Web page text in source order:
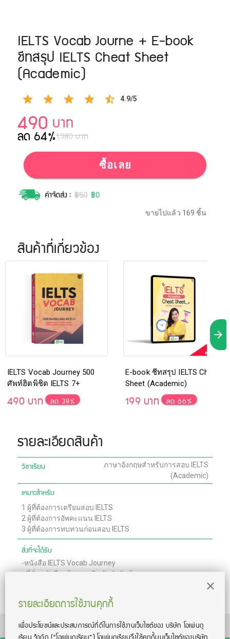
IELTS Vocab Journe + E-book
ชีทสรุป IELTS Cheat Sheet
(Academic)
4.9/5
490 บาท
ลด 64%1,380 บาท
ซื้อเลย
ขายไปแล้ว 169 ชิ้น
สินค้าที่เกี่ยวข้อง
IELTS Vocab Journey 500
ศัพท์ฮิตพิชิต IELTS 7+
490 บาท ลด 38%
E-book ชีทสรุป IELTS Cheat
Sheet (Academic)
199 บาท ลด 66%
รายละเอียดสินค้า
วิชาเรียน
ภาษาอังกฤษสำหรับการสอบ IELTS
(Academic)
เหมาะสำหรับ
1 ผู้ที่ต้องการเตรียมสอบ IELTS
2 ผู้ที่ต้องการอัพคะแนน IELTS
3 ผู้ที่ต้องการทบทวนก่อนสอบ IELTS
สิ่งที่จะได้รับ
-​​หนังสือ IELTS Vocab Journey
-ที่คั่นหนังสือพร้อมเทคนิคลัดจำศัพท์
TOEIC® and TOEFL® are registered trademarks of Educational Testing Service
(ETS). This product is not endorsed or approved by ETS.
รายละเอียดการใช้งานคุกกี้
เพื่อประโยชน์และประสบการณ์ที่ดีในการใช้งานเว็บไซต์ของ บริษัท โอเพ่นดู